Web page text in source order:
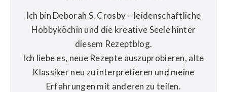
Ich bin Deborah S. Crosby – leidenschaftliche
Hobbyköchin und die kreative Seele hinter
diesem Rezeptblog.
Ich liebe es, neue Rezepte auszuprobieren, alte
Klassiker neu zu interpretieren und meine
Erfahrungen mit anderen zu teilen.